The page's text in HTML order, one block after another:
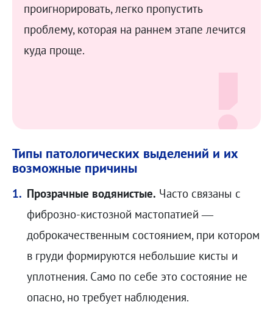
проигнорировать, легко пропустить
проблему, которая на раннем этапе лечится
куда проще.
Типы патологических выделений и их
возможные причины
Прозрачные водянистые. Часто связаны с
фиброзно-кистозной мастопатией —
доброкачественным состоянием, при котором
в груди формируются небольшие кисты и
уплотнения. Само по себе это состояние не
опасно, но требует наблюдения.